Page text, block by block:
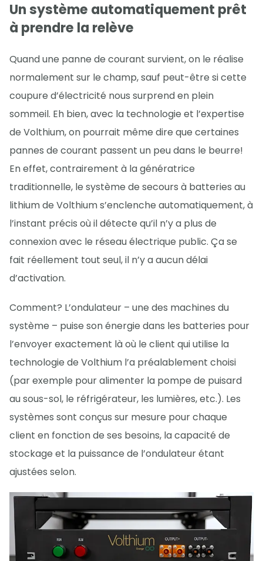
Un système automatiquement prêt
à prendre la relève
Quand une panne de courant survient, on le réalise
normalement sur le champ, sauf peut-être si cette
coupure d’électricité nous surprend en plein
sommeil. Eh bien, avec la technologie et l’expertise
de Volthium, on pourrait même dire que certaines
pannes de courant passent un peu dans le beurre!
En effet, contrairement à la génératrice
traditionnelle, le système de secours à batteries au
lithium de Volthium s’enclenche automatiquement, à
l’instant précis où il détecte qu’il n’y a plus de
connexion avec le réseau électrique public. Ça se
fait réellement tout seul, il n’y a aucun délai
d’activation.
Comment? L’ondulateur – une des machines du
système – puise son énergie dans les batteries pour
l’envoyer exactement là où le client qui utilise la
technologie de Volthium l’a préalablement choisi
(par exemple pour alimenter la pompe de puisard
au sous-sol, le réfrigérateur, les lumières, etc.). Les
systèmes sont conçus sur mesure pour chaque
client en fonction de ses besoins, la capacité de
stockage et la puissance de l’ondulateur étant
ajustées selon.